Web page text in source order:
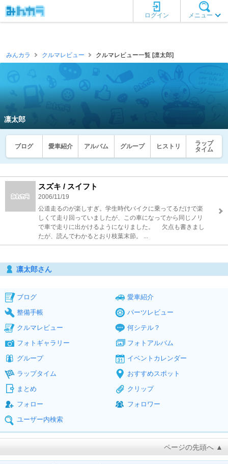
メニュー
ログイン
みんカラ クルマレビュー クルマレビュー一覧 [凛太郎]
凛太郎
ブログ 愛車紹介 アルバム グループ ヒストリ
ラップ
タイム
スズキ / スイフト
2006/11/19
公道走るのが楽しすぎ。学生時代バイクに乗ってるだけで楽
しくて走り回っていましたが、この車になってから同じノリ
で車で走りに出かけるようになりました。 欠点も書きまし
たが、読んでわかるとおり枝葉末節。 ...
凛太郎さん
ブログ
愛車紹介
整備手帳
パーツレビュー
クルマレビュー
何シテル？
フォトギャラリー
フォトアルバム
グループ
イベントカレンダー
ラップタイム
おすすめスポット
まとめ
クリップ
フォロー
フォロワー
ユーザー内検索
ページの先頭へ ▲